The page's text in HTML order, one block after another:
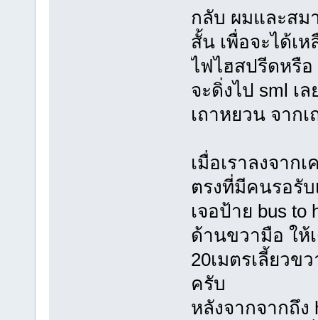
กลับ ผมและสม
สั้น เพื่อจะได้เห
ไฟไฮสปรีดหรือ
จะดิ่งไป sml เ
เถาหยวน จาก
เมื่อเราลงจาก
ตรงที่มีคนรอรับ
เจอป้าย bus to
ด้านขวามือ ให้
20เมตรเลี้ยวข
ครับ
หลังจากจากถึง